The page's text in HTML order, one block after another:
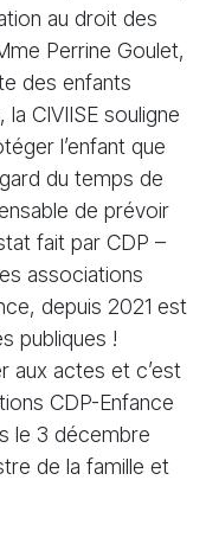
au droit des
Perrine Goulet,
des enfants
CIVIISE souligne
l’enfant que
du temps de
de prévoir
fait par CDP –
associations
depuis 2021 est
publiques !
aux actes et c’est
CDP-Enfance
le 3 décembre
de la famille et